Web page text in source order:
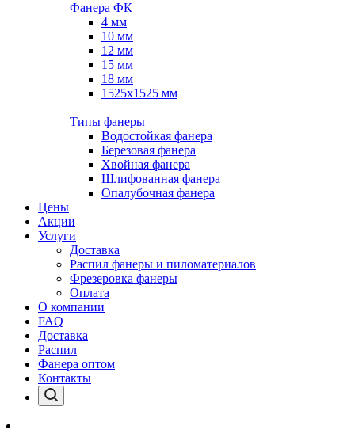
Фанера ФК
4 мм
10 мм
12 мм
15 мм
18 мм
1525х1525 мм
Типы фанеры
Водостойкая фанера
Березовая фанера
Хвойная фанера
Шлифованная фанера
Опалубочная фанера
Цены
Акции
Услуги
Доставка
Распил фанеры и пиломатериалов
Фрезеровка фанеры
Оплата
О компании
FAQ
Доставка
Распил
Фанера оптом
Контакты